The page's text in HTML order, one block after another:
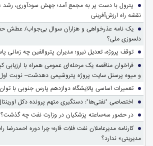
نقشه راه ارزش‌آفرینی
یک نامه عذرخواهی و هزاران سوال بی‌جواب/ عطش
دلسوزی ملی؟
توقف پروژه، تعدیل نیرو؛ مدیران پتروالفین چه
فراخوان مناقصه یک مرحله‌ای عمومی همراه با ارزیابی
و میوه پرسنل سایت پروژه پتروشیمی دهدشت– نوبت
تعمیرات اساسی پالایشگاه دوازدهم پارس جنوبی با
اختصاصی "نفتی‌ها": دستگیری متهم پرونده دکل
در حضور سه‌ساعته پزشکیان در وزارت نفت چه گذشت؟
کارنامه مدیرعاملان نفت فلات قاره؛ چرا دوره احمدرضا
مدیریتی» ندارد؟